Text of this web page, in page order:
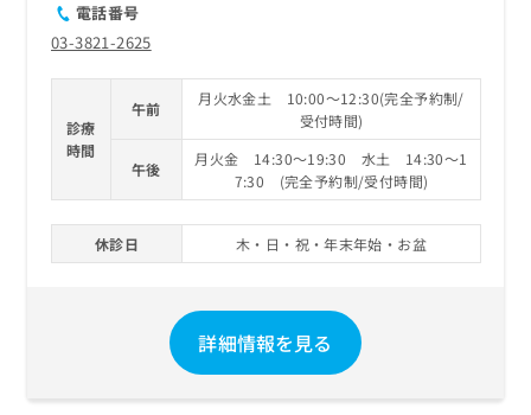
電話番号
03-3821-2625
診療
時間
午前
月火水金土 10:00～12:30(完全予約制/
受付時間)
午後
月火金 14:30～19:30 水土 14:30～1
7:30 (完全予約制/受付時間)
休診日 木・日・祝・年末年始・お盆
詳細情報を見る